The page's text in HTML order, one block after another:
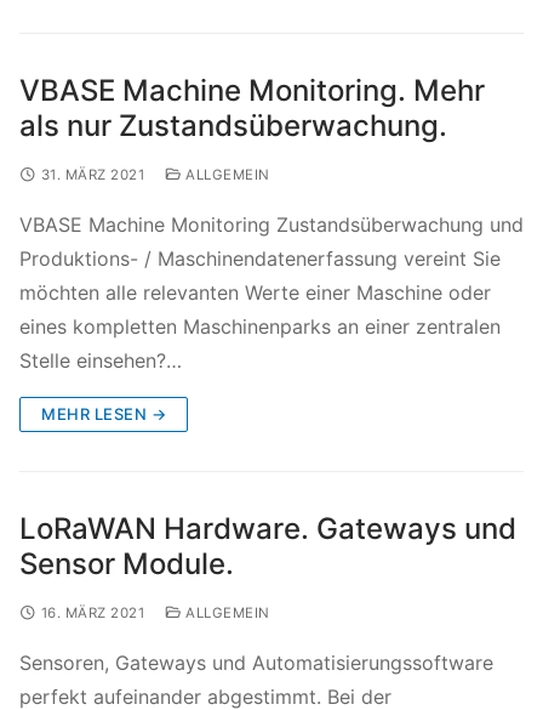
VBASE Machine Monitoring. Mehr
als nur Zustandsüberwachung.
31. MÄRZ 2021 ALLGEMEIN
VBASE Machine Monitoring Zustandsüberwachung und
Produktions- / Maschinendatenerfassung vereint Sie
möchten alle relevanten Werte einer Maschine oder
eines kompletten Maschinenparks an einer zentralen
Stelle einsehen?…
MEHR LESEN →
LoRaWAN Hardware. Gateways und
Sensor Module.
16. MÄRZ 2021 ALLGEMEIN
Sensoren, Gateways und Automatisierungssoftware
perfekt aufeinander abgestimmt. Bei der